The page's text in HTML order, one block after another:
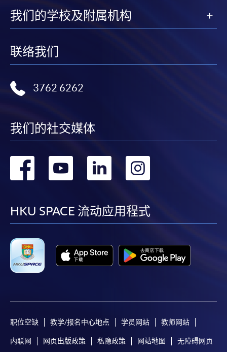
我们的学校及附属机构
联络我们
3762 6262
我们的社交媒体
转
facebook
转
youtube
转
linkedin
转
HKU SPACE 流动应用程式
职位空缺 教学/报名中心地点 学员网站 教师网站
内联网 网页出版政策 私隐政策 网站地图 无障碍网页